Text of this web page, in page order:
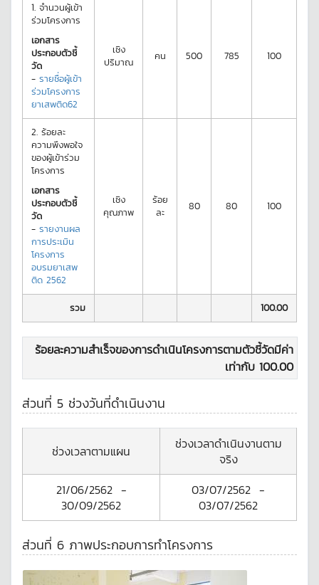
1. จำนวนผู้เข้า
ร่วมโครงการ
เอกสาร
ประกอบตัวชี้
วัด
- รายชื่อผู้เข้า
ร่วมโครงการ
ยาเสพติด62
เชิง
ปริมาณ
คน 500 785 100
2. ร้อยละ
ความพึงพอใจ
ของผู้เข้าร่วม
โครงการ
เอกสาร
ประกอบตัวชี้
วัด
- รายงานผล
การประเมิน
โครงการ
อบรมยาเสพ
ติด 2562
เชิง
คุณภาพ
ร้อย
ละ
80 80 100
รวม 100.00
ร้อยละความสำเร็จของการดำเนินโครงการตามตัวชี้วัดมีค่า
เท่ากับ 100.00
ส่วนที่ 5 ช่วงวันที่ดำเนินงาน
ช่วงเวลาตามแผน
ช่วงเวลาดำเนินงานตาม
จริง
21/06/2562-
30/09/2562
03/07/2562 -
03/07/2562
ส่วนที่ 6 ภาพประกอบการทำโครงการ